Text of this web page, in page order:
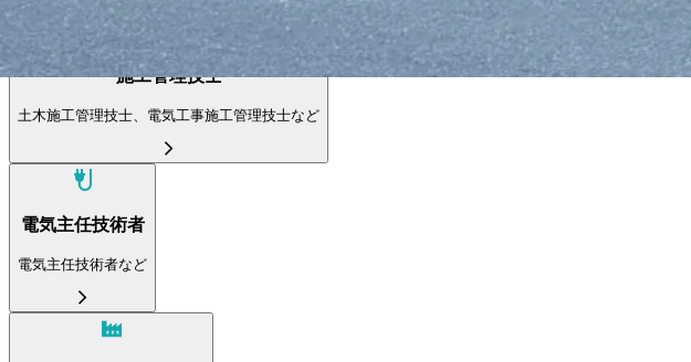
施工管理技士
土木施工管理技士、電気工事施工管理技士など
電気主任技術者
電気主任技術者など